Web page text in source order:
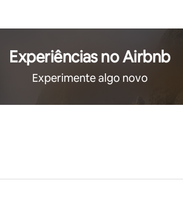
Experiências no Airbnb
Experimente algo novo